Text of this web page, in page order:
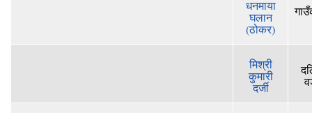
धनमाया
घलान
(ठोकर)
मिश्री
कुमारी
दर्जी